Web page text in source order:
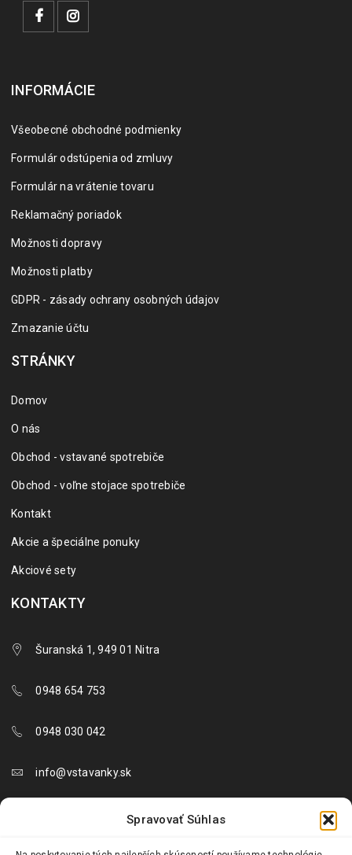
Spravovať Súhlas
INFORMÁCIE
Všeobecné obchodné podmienky
Formulár odstúpenia od zmluvy
Formulár na vrátenie tovaru
Reklamačný poriadok
Možnosti dopravy
Možnosti platby
GDPR - zásady ochrany osobných údajov
Zmazanie účtu
STRÁNKY
Domov
O nás
Obchod - vstavané spotrebiče
Obchod - voľne stojace spotrebiče
Kontakt
Akcie a špeciálne ponuky
Akciové sety
KONTAKTY
Šuranská 1, 949 01 Nitra
0948 654 753
0948 030 042
info@vstavanky.sk
objednavky@vstavanky.sk